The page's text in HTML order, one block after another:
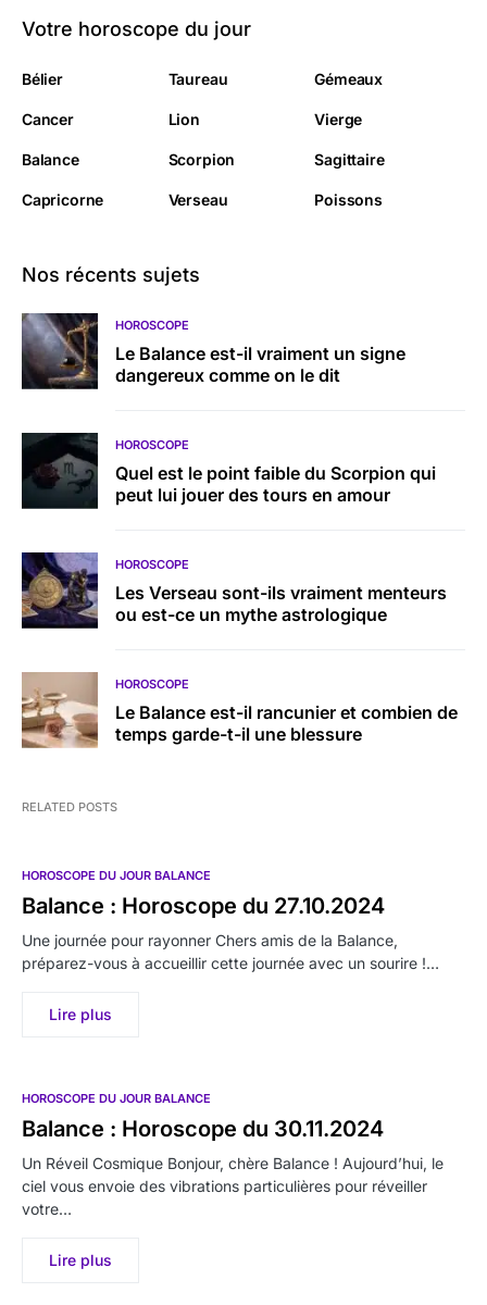
Votre horoscope du jour
Bélier Taureau Gémeaux
Cancer Lion Vierge
Balance Scorpion Sagittaire
Capricorne Verseau Poissons
Nos récents sujets
HOROSCOPE
Le Balance est-il vraiment un signe
dangereux comme on le dit
HOROSCOPE
Quel est le point faible du Scorpion qui
peut lui jouer des tours en amour
HOROSCOPE
Les Verseau sont-ils vraiment menteurs
ou est-ce un mythe astrologique
HOROSCOPE
Le Balance est-il rancunier et combien de
temps garde-t-il une blessure
RELATED POSTS
HOROSCOPE DU JOUR BALANCE
Balance : Horoscope du 27.10.2024
Une journée pour rayonner Chers amis de la Balance,
préparez-vous à accueillir cette journée avec un sourire !…
Lire plus
HOROSCOPE DU JOUR BALANCE
Balance : Horoscope du 30.11.2024
Un Réveil Cosmique Bonjour, chère Balance ! Aujourd’hui, le
ciel vous envoie des vibrations particulières pour réveiller
votre…
Lire plus